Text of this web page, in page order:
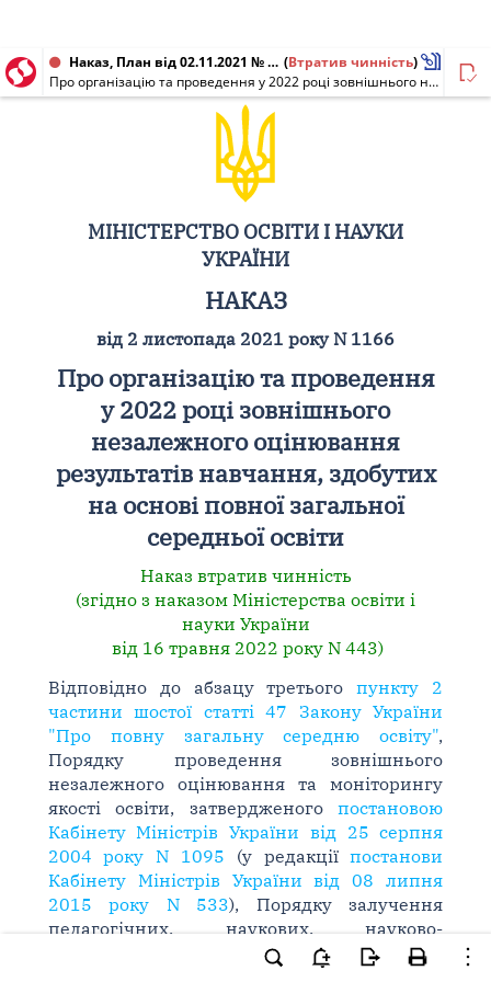
Наказ, План від 02.11.2021 № 1166 (Втратив чинність)
Про організацію та проведення у 2022 році зовнішнього незалежного оцінювання результатів навчання, здобутих на основі повної загальної середньої освіти
МІНІСТЕРСТВО ОСВІТИ І НАУКИ
УКРАЇНИ
НАКАЗ
від 2 листопада 2021 року N 1166
Про організацію та проведення
у 2022 році зовнішнього
незалежного оцінювання
результатів навчання, здобутих
на основі повної загальної
середньої освіти
Наказ втратив чинність
(згідно з наказом Міністерства освіти і
науки України
від 16 травня 2022 року N 443)
Відповідно до абзацу третьогопункту 2
частини шостої статті 47 Закону України
"Про повну загальну середню освіту",
Порядку проведення зовнішнього
незалежного оцінювання та моніторингу
якості освіти, затвердженогопостановою
Кабінету Міністрів України від 25 серпня
2004 року N 1095 (у редакціїпостанови
Кабінету Міністрів України від 08 липня
2015 року N 533), Порядку залучення
педагогічних, наукових, науково-
педагогічних працівників та інших